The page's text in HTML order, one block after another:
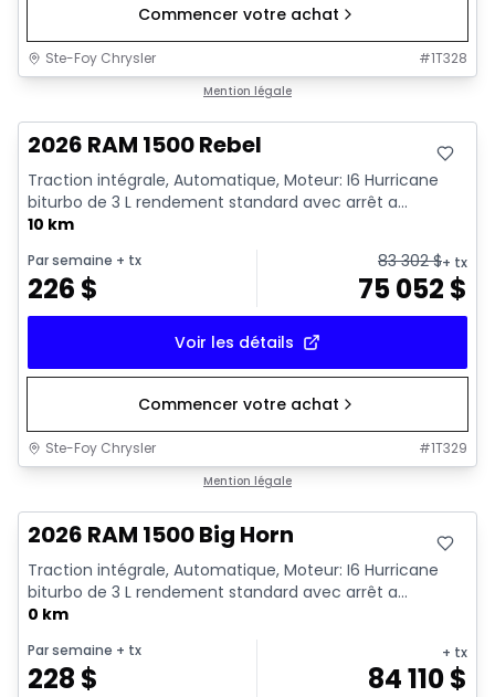
Commencer votre achat
Ste-Foy Chrysler #1T328
Mention légale
2026 RAM 1500 Rebel
Traction intégrale, Automatique, Moteur: I6 Hurricane
biturbo de 3 L rendement standard avec arrêt a...
10 km
Par semaine + tx
226 $
83 302$+ tx
75 052 $
Voir les détails
Commencer votre achat
Ste-Foy Chrysler #1T329
Mention légale
2026 RAM 1500 Big Horn
Traction intégrale, Automatique, Moteur: I6 Hurricane
biturbo de 3 L rendement standard avec arrêt a...
0 km
Par semaine + tx
228 $
+ tx
84 110$